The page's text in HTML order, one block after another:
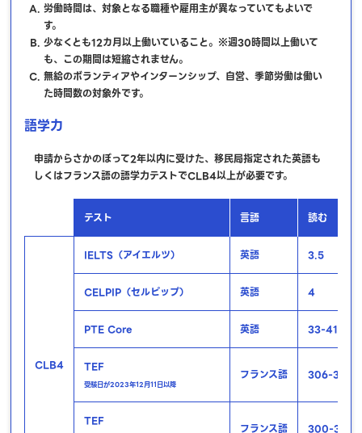
労働時間は、対象となる職種や雇用主が異なっていてもよいで
す。
少なくとも12カ月以上働いていること。※週30時間以上働いて
も、この期間は短縮されません。
無給のボランティアやインターンシップ、自営、季節労働は働い
た時間数の対象外です。
語学力
申請からさかのぼって2年以内に受けた、移民局指定された英語も
しくはフランス語の語学力テストでCLB4以上が必要です。
テスト 言語 読む
CLB4
IELTS（アイエルツ） 英語 3.5
CELPIP（セルピップ） 英語 4
PTE Core 英語 33-41
TEF
受験日が2023年12月11日以降
フランス語 306-351
TEF
フランス語 300-349